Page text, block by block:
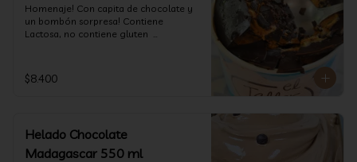
Homenaje! Con capita de chocolate y
un bombón sorpresa! Contiene
Lactosa, no contiene gluten
$8.400
Helado Chocolate
Madagascar 550 ml